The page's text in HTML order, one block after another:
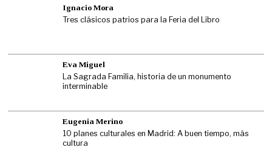
Ignacio Mora
Tres clásicos patrios para la Feria del Libro
Eva Miguel
La Sagrada Familia, historia de un monumento
interminable
Eugenia Merino
10 planes culturales en Madrid: A buen tiempo, más
cultura